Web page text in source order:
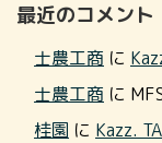
最近のコメント
士農工商 に
士農工商 に
桂園 に Kazz.